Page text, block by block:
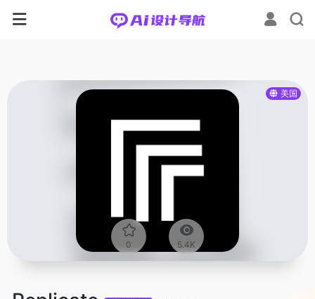
美国
0 5.4K